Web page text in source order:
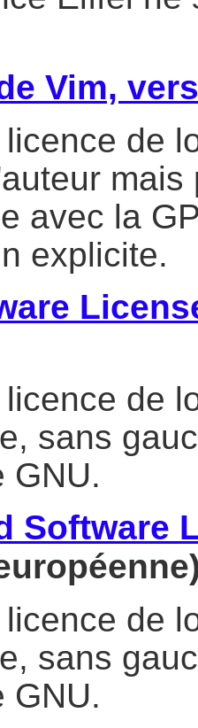
Vim,
de
avec la
explicite.
de
sans
GNU.
Software
de
sans
GNU.